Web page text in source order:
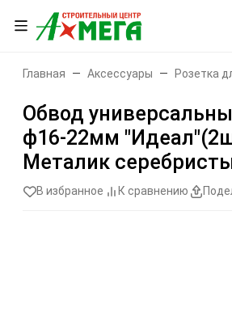
Главная Аксессуары Розетка
Обвод
ф16-22мм
Металик
В избранное К сравнению